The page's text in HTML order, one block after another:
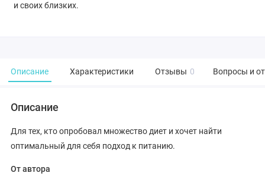
и своих близких.
Описание Характеристики Отзывы 0 Вопросы и
Описание
Для тех, кто опробовал множество диет и хочет найти
оптимальный для себя подход к питанию.
От автора